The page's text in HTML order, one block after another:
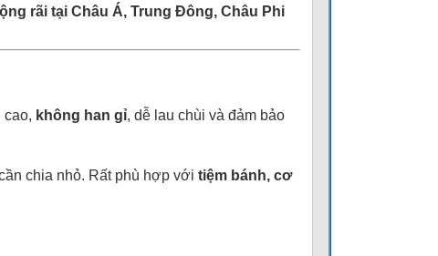
rãi tại Châu Á, Trung Đông, Châu Phi
cao, không han gỉ, dễ lau chùi và đảm bảo
chia nhỏ. Rất phù hợp với tiệm bánh, cơ